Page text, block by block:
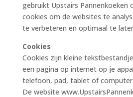
gebruikt Upstairs Pannenkoeken
cookies om de websites te
te verbeteren en optimaal te
Cookies
Cookies zijn kleine
een pagina op internet op je
telefoon, pad, tablet of
De website